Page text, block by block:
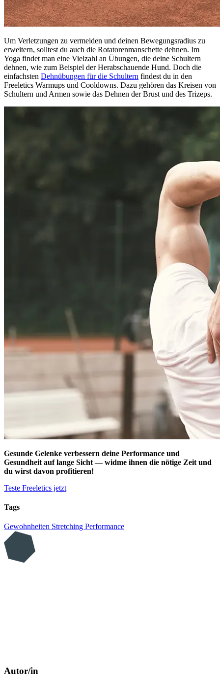
Um Verletzungen zu vermeiden und deinen Bewegungsradius zu
erweitern, solltest du auch die Rotatorenmanschette dehnen. Im
Yoga findet man eine Vielzahl an Übungen, die deine Schultern
dehnen, wie zum Beispiel der Herabschauende Hund. Doch die
einfachsten Dehnübungen für die Schultern findest du in den
Freeletics Warmups und Cooldowns. Dazu gehören das Kreisen von
Schultern und Armen sowie das Dehnen der Brust und des Trizeps.
Gesunde Gelenke verbessern deine Performance und
Gesundheit auf lange Sicht — widme ihnen die nötige Zeit und
du wirst davon profitieren!
Teste Freeletics jetzt
Tags
Gewohnheiten Stretching Performance
Autor/in